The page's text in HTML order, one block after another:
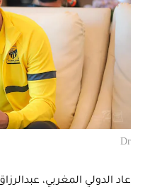
Dr
عاد الدولي المغربي،